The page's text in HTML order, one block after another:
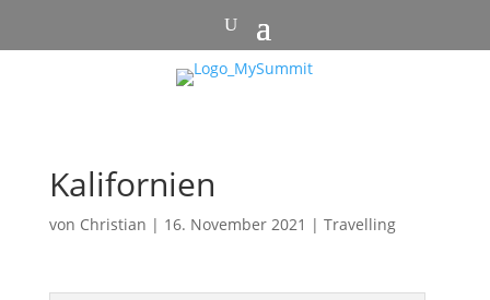
Kalifornien
von Christian | 16. November 2021 | Travelling